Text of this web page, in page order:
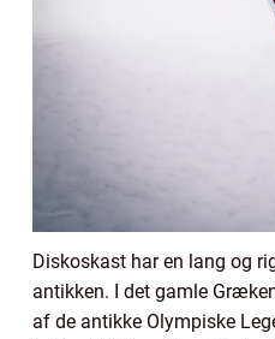
Diskoskast har en lang og
antikken. I det gamle
af de antikke Olympiske